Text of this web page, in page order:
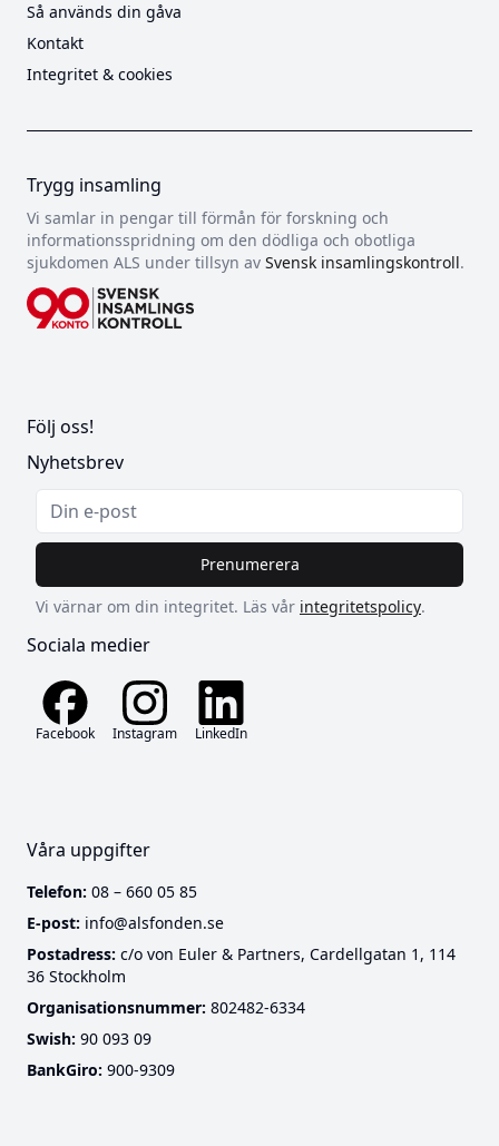
Så används din gåva
Kontakt
Integritet & cookies
Trygg insamling
Vi samlar in pengar till förmån för forskning och
informationsspridning om den dödliga och obotliga
sjukdomen ALS under tillsyn av Svensk insamlingskontroll.
Följ oss!
Nyhetsbrev
Prenumerera
Vi värnar om din integritet. Läs vår integritetspolicy.
Sociala medier
Facebook Instagram LinkedIn
Våra uppgifter
Telefon: 08 – 660 05 85
E-post: info@alsfonden.se
Postadress: c/o von Euler & Partners, Cardellgatan 1, 114
36 Stockholm
Organisationsnummer: 802482-6334
Swish: 90 093 09
BankGiro: 900-9309
Cookies
är nödvändiga för att webbplatsen ska fungera.